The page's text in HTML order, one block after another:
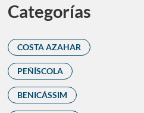
Categorías
COSTA AZAHAR
PEÑÍSCOLA
BENICÁSSIM